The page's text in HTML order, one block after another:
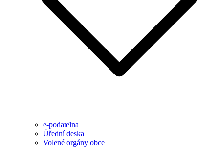
e-podatelna
Úřední deska
Volené orgány obce